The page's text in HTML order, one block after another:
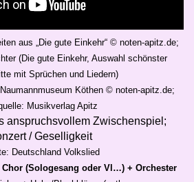
aus „Die gute Einkehr“ © noten-apitz.de;
(Die gute Einkehr, Auswahl schönster
mit Sprüchen und Liedern)
Köthen © noten-apitz.de;
Musikverlag Apitz
anspruchsvollem Zwischenspiel;
/ Geselligkeit
Deutschland Volkslied
(Sologesang oder Vl…) + Orchester